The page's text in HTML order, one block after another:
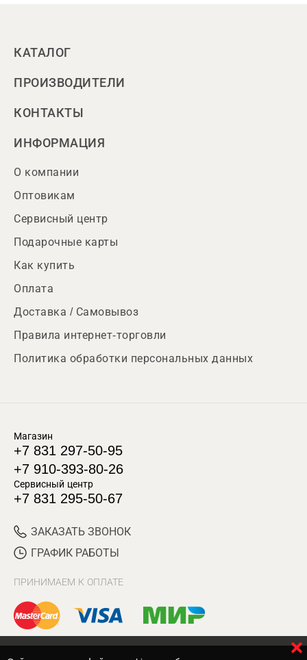
КАТАЛОГ
ПРОИЗВОДИТЕЛИ
КОНТАКТЫ
ИНФОРМАЦИЯ
О компании
Оптовикам
Сервисный центр
Подарочные карты
Как купить
Оплата
Доставка / Самовывоз
Правила интернет-торговли
Политика обработки персональных данных
Магазин
+7 831 297-50-95
+7 910-393-80-26
Сервисный центр
+7 831 295-50-67
ЗАКАЗАТЬ ЗВОНОК
ГРАФИК РАБОТЫ
ПРИНИМАЕМ К ОПЛАТЕ